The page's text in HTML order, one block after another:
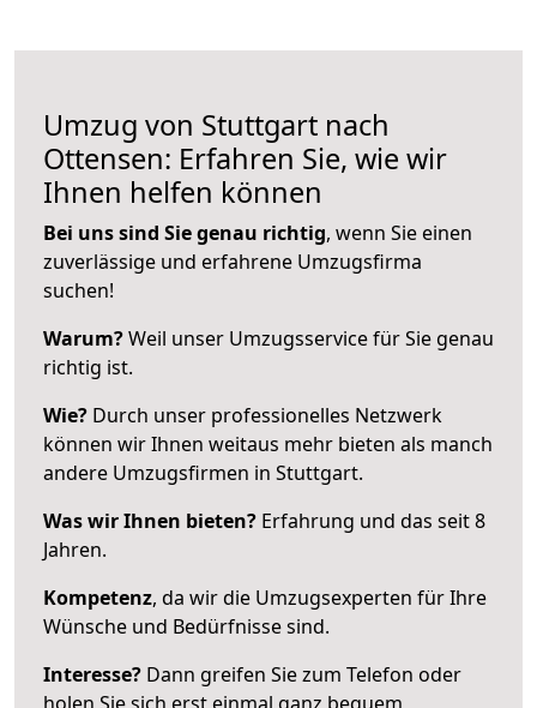
Umzug von Stuttgart nach
Ottensen: Erfahren Sie, wie wir
Ihnen helfen können
Bei uns sind Sie genau richtig, wenn Sie einen
zuverlässige und erfahrene Umzugsfirma
suchen!
Warum?Weil unser Umzugsservice für Sie genau
richtig ist.
Wie? Durch unser professionelles Netzwerk
können wir Ihnen weitaus mehr bieten als manch
andere Umzugsfirmen in Stuttgart.
Was wir Ihnen bieten? Erfahrung und das seit 8
Jahren.
Kompetenz, da wir die Umzugsexperten für Ihre
Wünsche und Bedürfnisse sind.
Interesse? Dann greifen Sie zum Telefon oder